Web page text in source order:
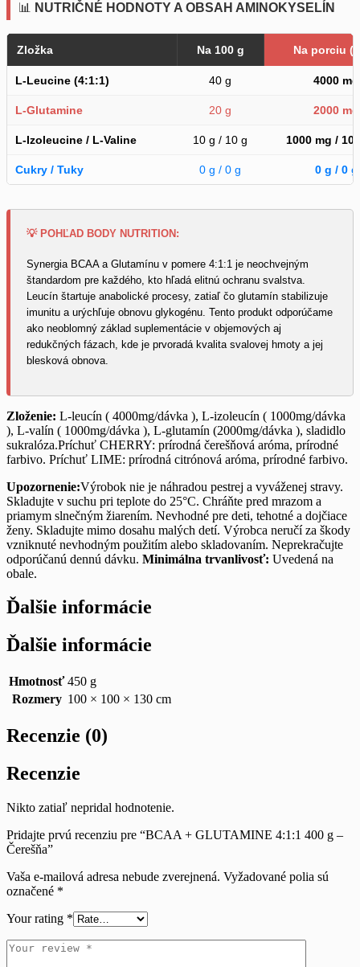
📊 NUTRIČNÉ HODNOTY A OBSAH AMINOKYSELÍN
Zložka Na 100 g Na porciu
L-Leucine (4:1:1) 40 g 4000 mg
L-Glutamine 20 g 2000 mg
L-Izoleucine / L-Valine 10 g / 10 g 1000 mg /
Cukry / Tuky 0 g / 0 g 0 g / 0 g
💡 POHĽAD BODY NUTRITION:
Synergia BCAA a Glutamínu v pomere 4:1:1 je neochvejným
štandardom pre každého, kto hľadá elitnú ochranu svalstva.
Leucín štartuje anabolické procesy, zatiaľ čo glutamín stabilizuje
imunitu a urýchľuje obnovu glykogénu. Tento produkt odporúčame
ako neoblomný základ suplementácie v objemových aj
redukčných fázach, kde je prvoradá kvalita svalovej hmoty a jej
blesková obnova.
Zloženie: L-leucín ( 4000mg/dávka ), L-izoleucín ( 1000mg/dávka
), L-valín ( 1000mg/dávka ), L-glutamín (2000mg/dávka ), sladidlo
sukralóza.Príchuť CHERRY: prírodná čerešňová aróma, prírodné
farbivo. Príchuť LIME: prírodná citrónová aróma, prírodné farbivo.
Upozornenie:Výrobok nie je náhradou pestrej a vyváženej stravy.
Skladujte v suchu pri teplote do 25°C. Chráňte pred mrazom a
priamym slnečným žiarením. Nevhodné pre deti, tehotné a dojčiace
ženy. Skladujte mimo dosahu malých detí. Výrobca neručí za škody
vzniknuté nevhodným použitím alebo skladovaním. Neprekračujte
odporúčanú dennú dávku. Minimálna trvanlivosť: Uvedená na
obale.
Ďalšie informácie
Ďalšie informácie
Hmotnosť 450 g
Rozmery 100 × 100 × 130 cm
Recenzie (0)
Recenzie
Nikto zatiaľ nepridal hodnotenie.
Pridajte prvú recenziu pre “BCAA + GLUTAMINE 4:1:1 400 g –
Čerešňa”
Vaša e-mailová adresa nebude zverejnená. Vyžadované polia sú
označené *
Your rating *